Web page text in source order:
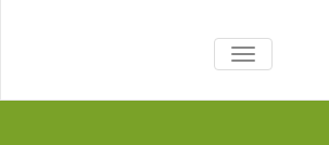
TOGGLE
NAVIGATION